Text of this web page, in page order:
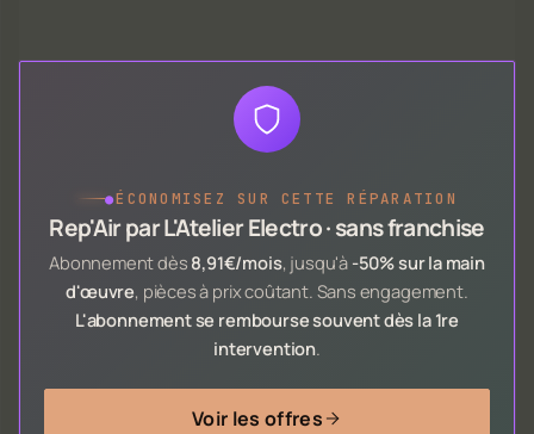
●ÉCONOMISEZ SUR CETTE RÉPARATION
Rep'Air par L'Atelier Electro · sans franchise
Abonnement dès 8,91€/mois, jusqu'à -50% sur la main
d'œuvre, pièces à prix coûtant. Sans engagement.
L'abonnement se rembourse souvent dès la 1re
intervention.
Voir les offres